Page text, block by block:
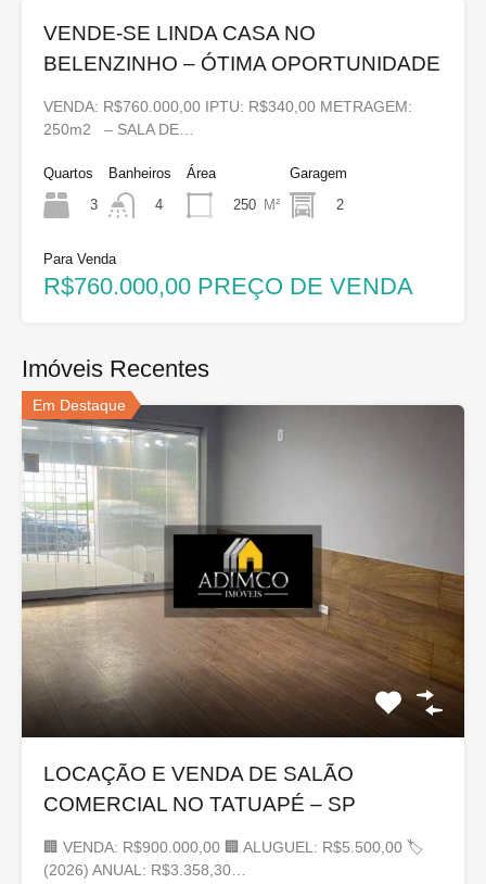
VENDE-SE LINDA CASA NO
BELENZINHO – ÓTIMA OPORTUNIDADE
VENDA: R$760.000,00 IPTU: R$340,00 METRAGEM:
250m2 – SALA DE…
Quartos
3
Banheiros
4
Área
250 M²
Garagem
2
Para Venda
R$760.000,00 PREÇO DE VENDA
Imóveis Recentes
Em Destaque
LOCAÇÃO E VENDA DE SALÃO
COMERCIAL NO TATUAPÉ – SP
🏢 VENDA: R$900.000,00 🏢 ALUGUEL: R$5.500,00 🏷
(2026) ANUAL: R$3.358,30…